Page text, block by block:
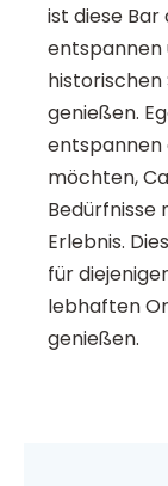
ist diese
entspannen
historischen
genießen.
entspannen
möchten,
Erlebnis.
für
lebhaften
genießen.